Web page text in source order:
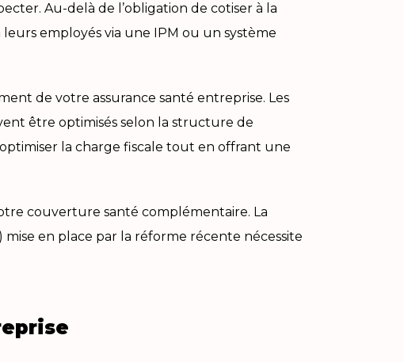
Au-delà de l’obligation de cotiser à la
employés via une IPM ou un système
de votre assurance santé entreprise. Les
être optimisés selon la structure de
la charge fiscale tout en offrant une
couverture santé complémentaire. La
mise en place par la réforme récente nécessite